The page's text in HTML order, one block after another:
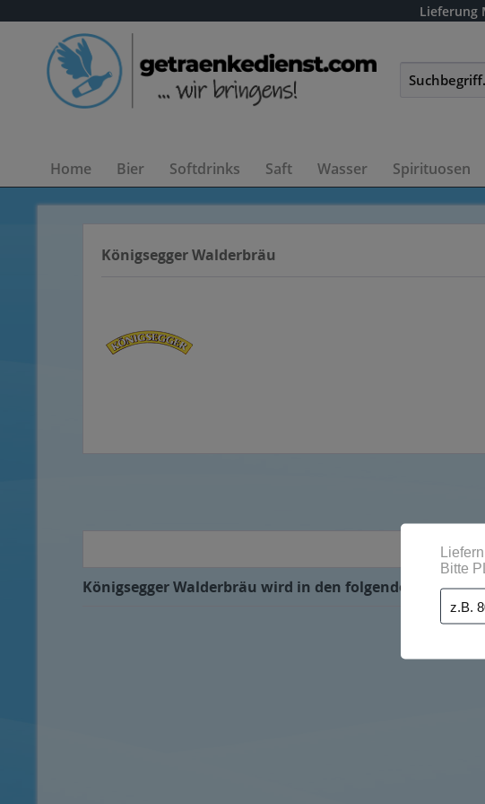
Lieferung
Home Bier Softdrinks Saft Wasser Spirituosen
Königsegger Walderbräu
Königsegger Walderbräu wird in den folgenden